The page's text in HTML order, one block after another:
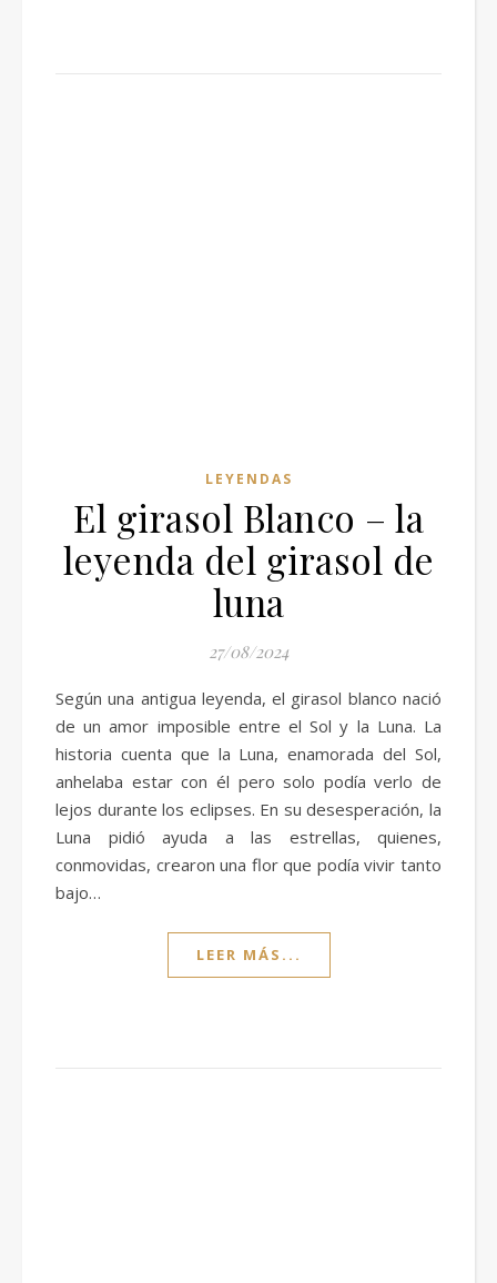
LEYENDAS
El girasol Blanco – la
leyenda del girasol de
luna
27/08/2024
Según una antigua leyenda, el girasol blanco nació
de un amor imposible entre el Sol y la Luna. La
historia cuenta que la Luna, enamorada del Sol,
anhelaba estar con él pero solo podía verlo de
lejos durante los eclipses. En su desesperación, la
Luna pidió ayuda a las estrellas, quienes,
conmovidas, crearon una flor que podía vivir tanto
bajo…
LEER MÁS...